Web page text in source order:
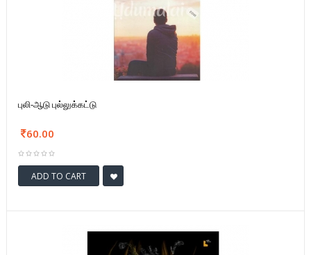
புலி-ஆடு புல்லுக்கட்டு
60.00
ADD TO CART